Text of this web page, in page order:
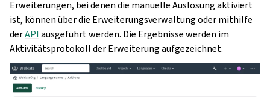
Erweiterungen, bei denen die manuelle Auslösung aktiviert
ist, können über die Erweiterungsverwaltung oder mithilfe
derAPI ausgeführt werden. Die Ergebnisse werden im
Aktivitätsprotokoll der Erweiterung aufgezeichnet.